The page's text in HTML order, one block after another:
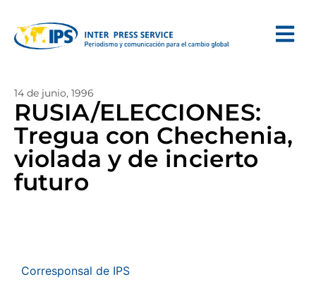
14 de junio, 1996
RUSIA/ELECCIONES:
Tregua con Chechenia,
violada y de incierto
futuro
Corresponsal de IPS